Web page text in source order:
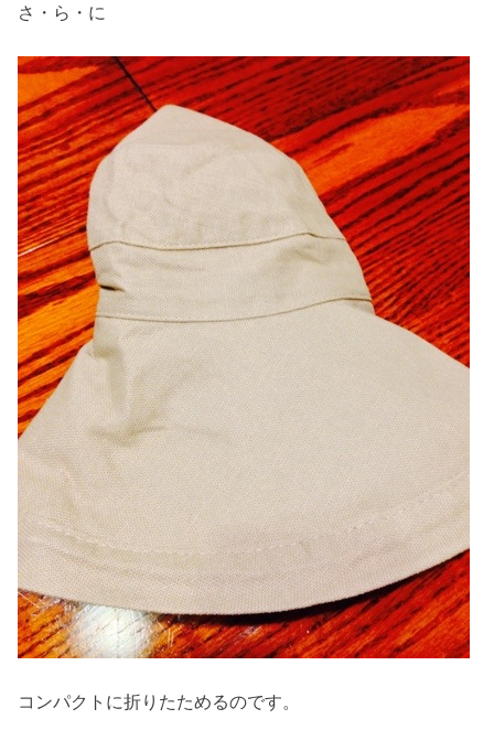
さ・ら・に
コンパクトに折りたためるのです。